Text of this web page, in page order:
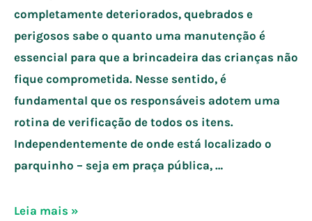
completamente deteriorados, quebrados e
perigosos sabe o quanto uma manutenção é
essencial para que a brincadeira das crianças não
fique comprometida. Nesse sentido, é
fundamental que os responsáveis adotem uma
rotina de verificação de todos os itens.
Independentemente de onde está localizado o
parquinho – seja em praça pública, …
3
Leia mais »